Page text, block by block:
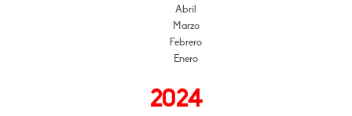
Abril
Marzo
Febrero
Enero
2024